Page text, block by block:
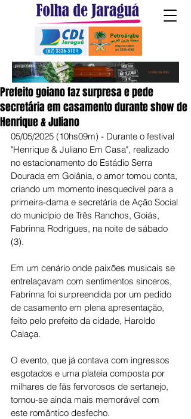
Prefeito goiano faz surpresa e pede
secretária em casamento durante show de
Henrique & Juliano
05/05/2025 (10hs09m) - Durante o festival
"Henrique & Juliano Em Casa", realizado
no estacionamento do Estádio Serra
Dourada em Goiânia, o amor tomou conta,
criando um momento inesquecível para a
primeira-dama e secretária de Ação Social
do município de Três Ranchos, Goiás,
Fabrinna Rodrigues, na noite de sábado
(3).
Em um cenário onde paixões musicais se
entrelaçavam com sentimentos sinceros,
Fabrinna foi surpreendida por um pedido
de casamento em plena apresentação,
feito pelo prefeito da cidade, Haroldo
Calaça.
O evento, que já contava com ingressos
esgotados e uma plateia composta por
milhares de fãs fervorosos de sertanejo,
tornou-se ainda mais memorável com
este romântico desfecho.